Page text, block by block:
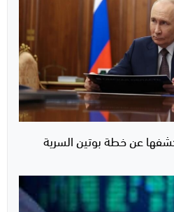
عن خطة بوتين السرية